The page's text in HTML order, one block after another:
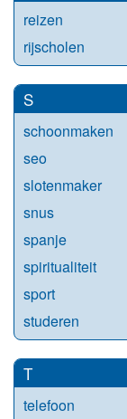
reizen
rijscholen
S
schoonmaken
seo
slotenmaker
snus
spanje
spiritualiteit
sport
studeren
T
telefoon